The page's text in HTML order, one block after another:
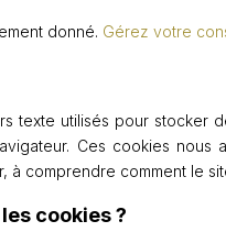
donné. Gérez votre
texte utilisés pour stocker
Ces cookies
à comprendre comment
cookies ?